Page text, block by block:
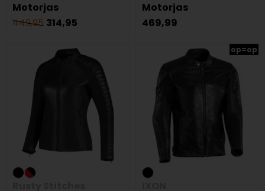
Motorjas
449,95 314,95
Motorjas
469,99
op=op